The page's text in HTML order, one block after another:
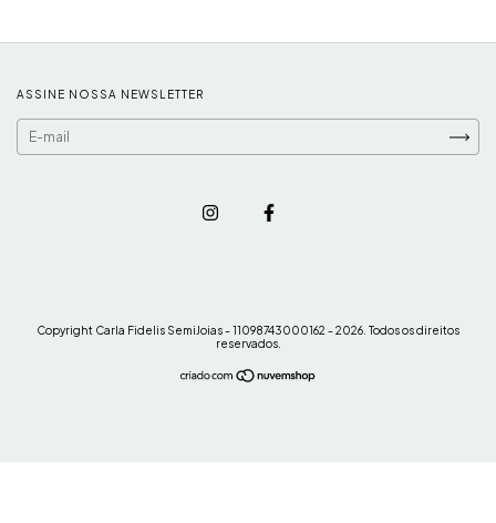
ASSINE NOSSA NEWSLETTER
Copyright Carla Fidelis SemiJoias - 11098743000162 - 2026. Todos os direitos
reservados.